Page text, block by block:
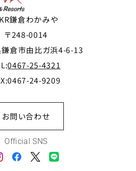
鎌倉わかみや
〒248-0014
倉市由比ガ浜4-6-13
0467-25-4321
24-9209
お問い合わせ
Official SNS